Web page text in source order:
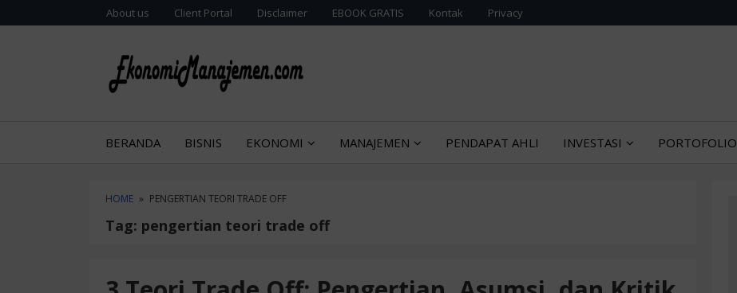
to
to
About us Client Portal Disclaimer EBOOK GRATIS Kontak Privacy
BERANDA BISNIS EKONOMI MANAJEMEN PENDAPAT AHLI INVESTASI PORTOFOLIO
HOME » PENGERTIAN TEORI TRADE OFF
Tag: pengertian teori trade off